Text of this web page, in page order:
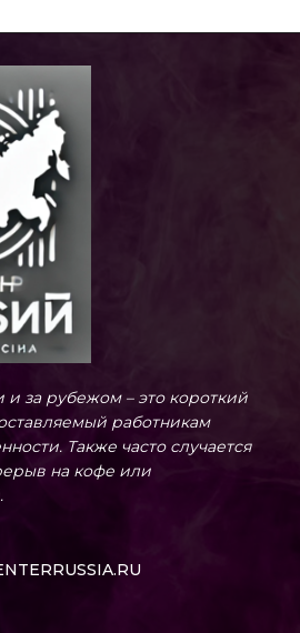
за рубежом – это короткий
работникам
Также часто случается
на кофе или